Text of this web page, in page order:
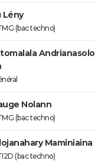
Lény
(bac techno)
Andrianasolo
Nolann
(bac techno)
Maminiaina
(bac techno)